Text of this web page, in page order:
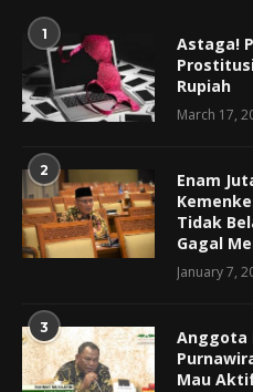
1
Astaga!
Rupiah
March 17,
2
Enam
Tidak
Gagal
January 7,
3
Anggota
Mau